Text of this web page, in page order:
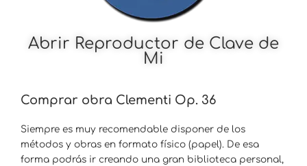
Abrir Reproductor de Clave de
Mi
Comprar obra Clementi Op. 36
Siempre es muy recomendable disponer de los
métodos y obras en formato físico (papel). De esa
forma podrás ir creando una gran biblioteca personal,